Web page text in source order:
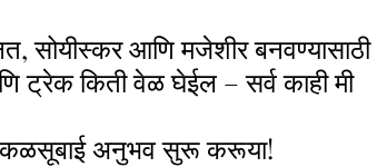
सोयीस्कर आणि मजेशीर बनवण्यासाठी
ट्रेक किती वेळ घेईल – सर्व काही मी
कळसूबाई अनुभव सुरू करूया!